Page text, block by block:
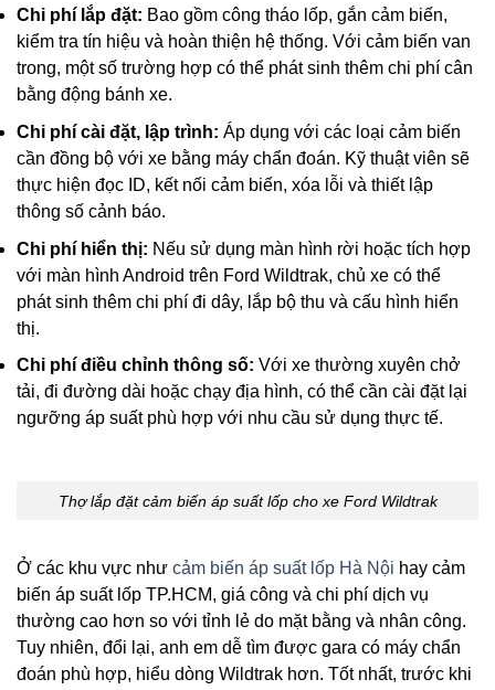
Chi phí lắp đặt: Bao gồm công tháo lốp, gắn cảm biến,
kiểm tra tín hiệu và hoàn thiện hệ thống. Với cảm biến van
trong, một số trường hợp có thể phát sinh thêm chi phí cân
bằng động bánh xe.
Chi phí cài đặt, lập trình: Áp dụng với các loại cảm biến
cần đồng bộ với xe bằng máy chẩn đoán. Kỹ thuật viên sẽ
thực hiện đọc ID, kết nối cảm biến, xóa lỗi và thiết lập
thông số cảnh báo.
Chi phí hiển thị: Nếu sử dụng màn hình rời hoặc tích hợp
với màn hình Android trên Ford Wildtrak, chủ xe có thể
phát sinh thêm chi phí đi dây, lắp bộ thu và cấu hình hiển
thị.
Chi phí điều chỉnh thông số: Với xe thường xuyên chở
tải, đi đường dài hoặc chạy địa hình, có thể cần cài đặt lại
ngưỡng áp suất phù hợp với nhu cầu sử dụng thực tế.
Thợ lắp đặt cảm biến áp suất lốp cho xe Ford Wildtrak
Ở các khu vực như cảm biến áp suất lốp Hà Nội hay cảm
biến áp suất lốp TP.HCM, giá công và chi phí dịch vụ
thường cao hơn so với tỉnh lẻ do mặt bằng và nhân công.
Tuy nhiên, đổi lại, anh em dễ tìm được gara có máy chẩn
đoán phù hợp, hiểu dòng Wildtrak hơn. Tốt nhất, trước khi